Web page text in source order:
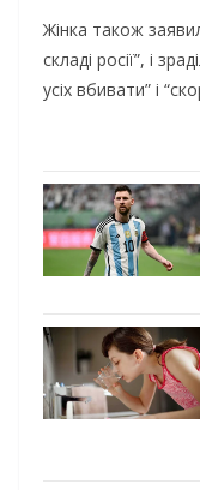
Жінка також
складі росії”, і
усіх вбивати” і